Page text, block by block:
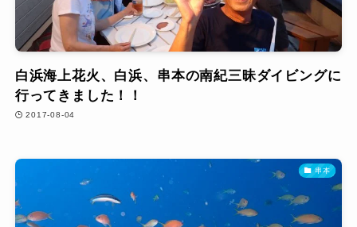
白浜海上花火、白浜、串本の南紀三昧ダイビングに
行ってきました！！
2017-08-04
串本